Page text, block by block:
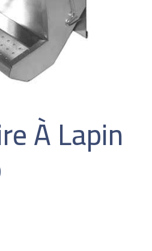
À Lapin